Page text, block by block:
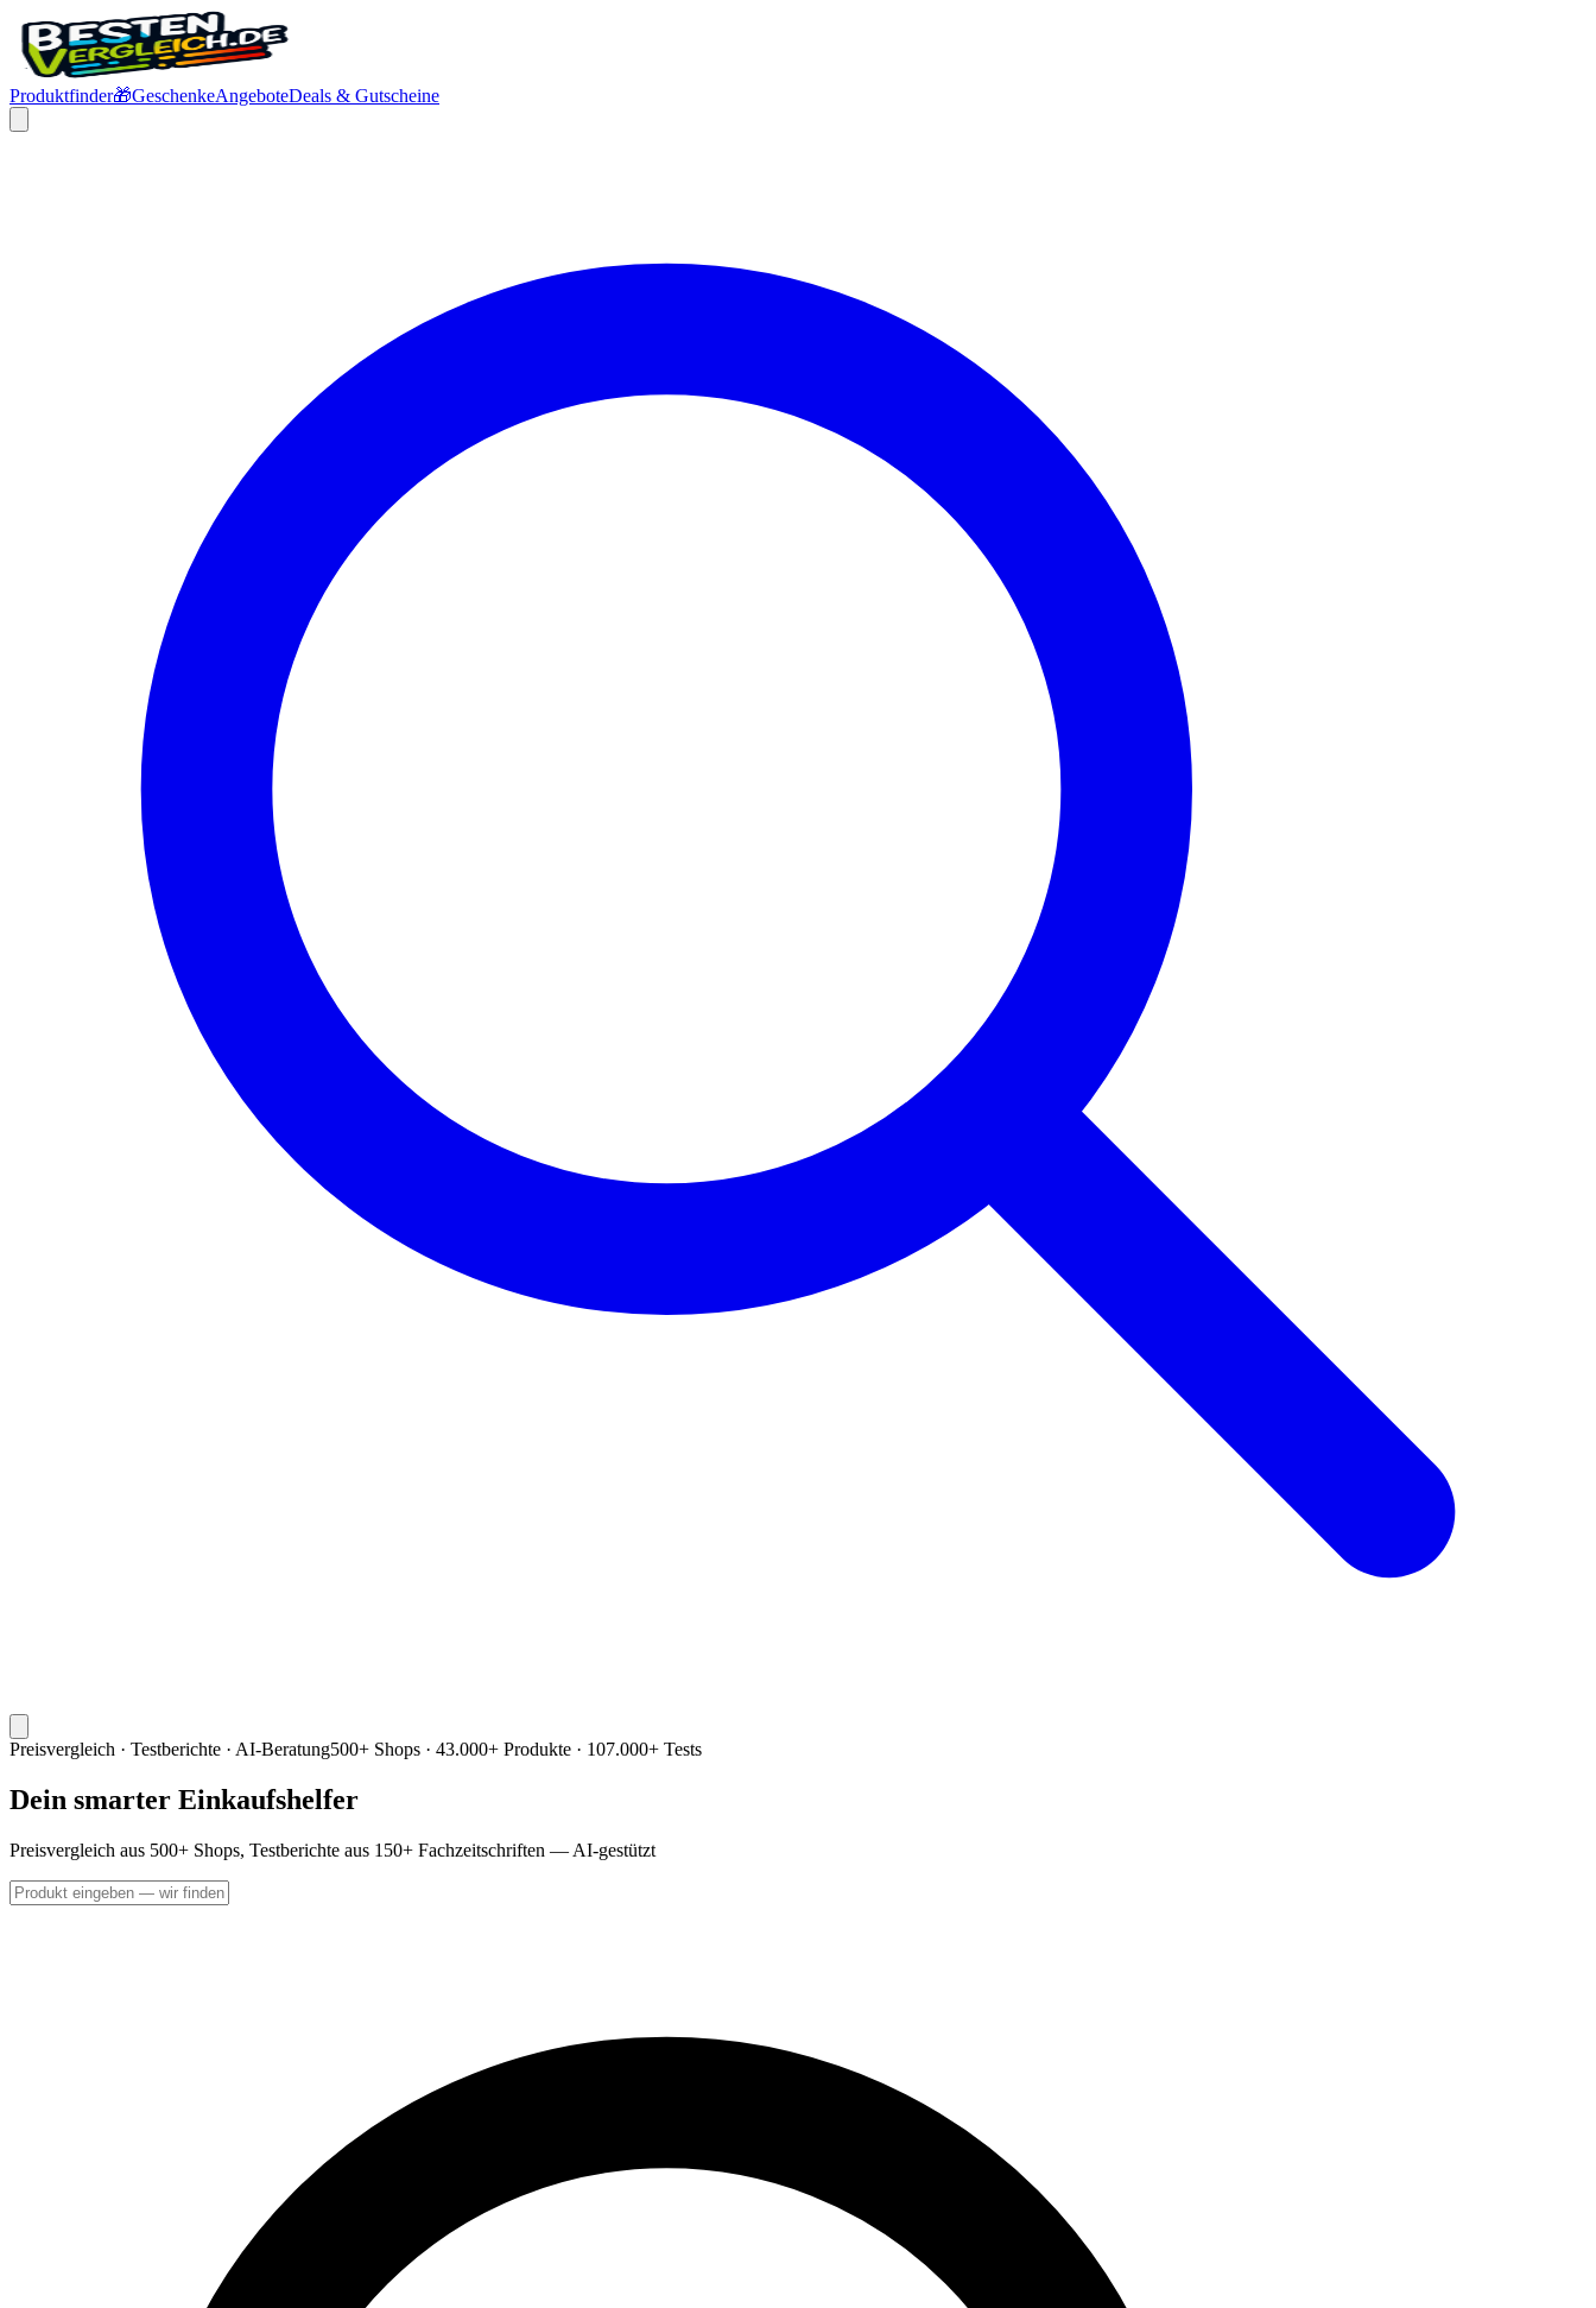
Produktfinder🎁GeschenkeAngeboteDeals & Gutscheine
Preisvergleich · Testberichte · AI-Beratung500+ Shops · 43.000+ Produkte · 107.000+ Tests
Dein smarter Einkaufshelfer
Preisvergleich aus 500+ Shops, Testberichte aus 150+ Fachzeitschriften — AI-gestützt